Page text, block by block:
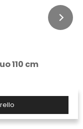
110 cm